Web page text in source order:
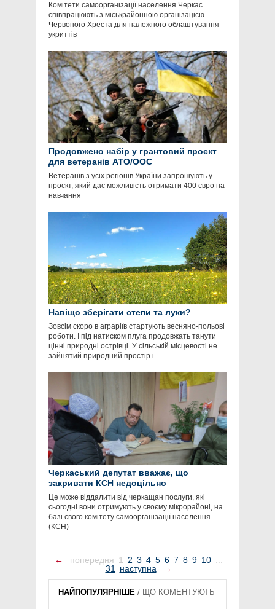
Комітети самоорганізації населення Черкас
співпрацюють з міськрайонною організацією
Червоного Хреста для належного облаштування
укриттів
Продовжено набір у грантовий проєкт
для ветеранів АТО/ООС
Ветеранів з усіх регіонів України запрошують у
проєкт, який дає можливість отримати 400 євро на
навчання
Навіщо зберігати степи та луки?
Зовсім скоро в аграріїв стартують весняно-польові
роботи. І під натиском плуга продовжать танути
цінні природні острівці. У сільській місцевості не
зайнятий природний простір і
Черкаський депутат вважає, що
закривати КСН недоцільно
Це може віддалити від черкащан послуги, які
сьогодні вони отримують у своєму мікрорайоні, на
базі свого комітету самоорганізації населення
(КСН)
← попередня 1 2 3 4 5 6 7 8 9 10 ...
31 наступна →
НАЙПОПУЛЯРНІШЕ / ЩО КОМЕНТУЮТЬ